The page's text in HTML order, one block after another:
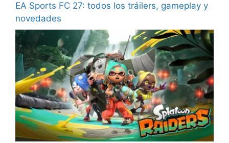
EA Sports FC 27: todos los tráilers, gameplay y
novedades